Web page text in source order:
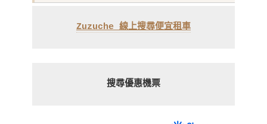
Zuzuche 線上搜尋便宜租車
搜尋優惠機票